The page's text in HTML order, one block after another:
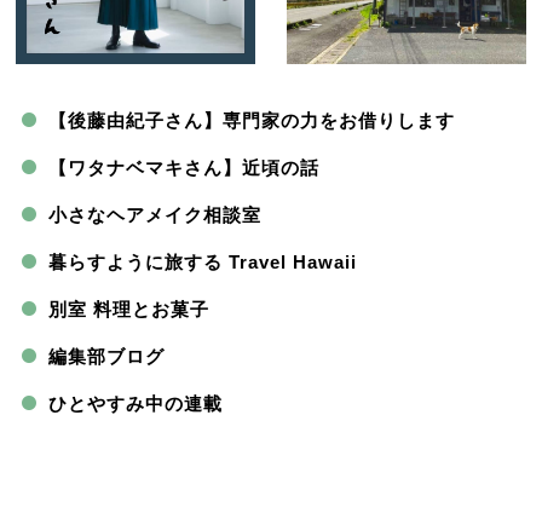
【後藤由紀子さん】専門家の力をお借りします
【ワタナベマキさん】近頃の話
小さなヘアメイク相談室
暮らすように旅する Travel Hawaii
別室 料理とお菓子
編集部ブログ
ひとやすみ中の連載